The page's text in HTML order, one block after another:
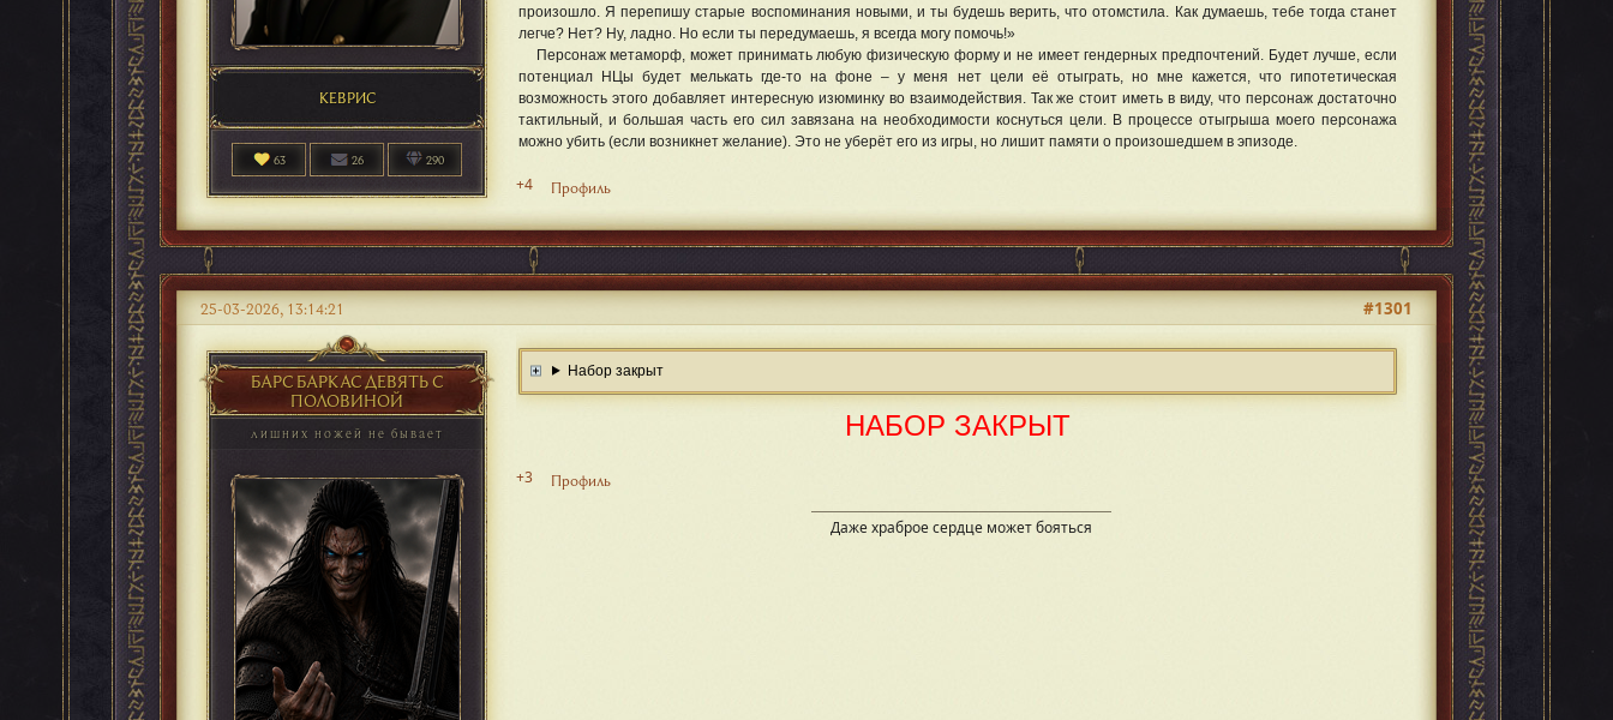
КЕВРИС
63 26 290
произошло. Я перепишу старые воспоминания новыми, и ты будешь верить, что отомстила. Как думаешь, тебе тогда станет
легче? Нет? Ну, ладно. Но если ты передумаешь, я всегда могу помочь!»
Персонаж метаморф, может принимать любую физическую форму и не имеет гендерных предпочтений. Будет лучше, если
потенциал НЦы будет мелькать где-то на фоне – у меня нет цели её отыграть, но мне кажется, что гипотетическая
возможность этого добавляет интересную изюминку во взаимодействия. Так же стоит иметь в виду, что персонаж достаточно
тактильный, и большая часть его сил завязана на необходимости коснуться цели. В процессе отыгрыша моего персонажа
можно убить (если возникнет желание). Это не уберёт его из игры, но лишит памяти о произошедшем в эпизоде.
+4 Профиль
БАРС БАРКАС ДЕВЯТЬ С
ПОЛОВИНОЙ
лишних ножей не бывает
#1301
25-03-2026, 13:14:21
Набор закрыт
НАБОР ЗАКРЫТ
+3 Профиль
Даже храброе сердце может бояться